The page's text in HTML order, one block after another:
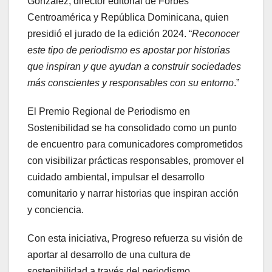
Centroamérica y República Dominicana, quien
presidió el jurado de la edición 2024. “Reconocer
este tipo de periodismo es apostar por historias
que inspiran y que ayudan a construir sociedades
más conscientes y responsables con su entorno.”
El Premio Regional de Periodismo en
Sostenibilidad se ha consolidado como un punto
de encuentro para comunicadores comprometidos
con visibilizar prácticas responsables, promover el
cuidado ambiental, impulsar el desarrollo
comunitario y narrar historias que inspiran acción
y conciencia.
Con esta iniciativa, Progreso refuerza su visión de
aportar al desarrollo de una cultura de